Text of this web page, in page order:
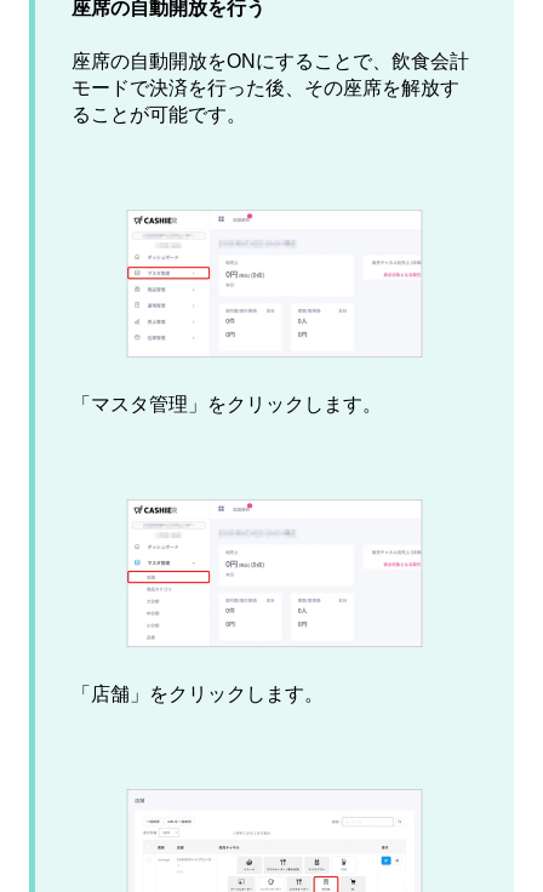
座席の自動開放を行う
座席の自動開放をONにすることで、飲食会計
モードで決済を行った後、その座席を解放す
ることが可能です。
「マスタ管理」をクリックします。
「店舗」をクリックします。